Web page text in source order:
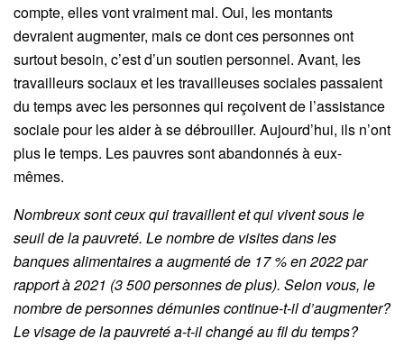
compte, elles vont vraiment mal. Oui, les montants
devraient augmenter, mais ce dont ces personnes ont
surtout besoin, c’est d’un soutien personnel. Avant, les
travailleurs sociaux et les travailleuses sociales passaient
du temps avec les personnes qui reçoivent de l’assistance
sociale pour les aider à se débrouiller. Aujourd’hui, ils n’ont
plus le temps. Les pauvres sont abandonnés à eux-
mêmes.
Nombreux sont ceux qui travaillent et qui vivent sous le
seuil de la pauvreté. Le nombre de visites dans les
banques alimentaires a augmenté de 17 % en 2022 par
rapport à 2021 (3 500 personnes de plus). Selon vous, le
nombre de personnes démunies continue-t-il d’augmenter?
Le visage de la pauvreté a-t-il changé au fil du temps?